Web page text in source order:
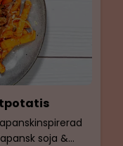
& Sötpotatis
soja &